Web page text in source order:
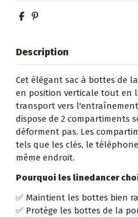
Description
Cet élégant sac à bottes de
en position verticale tout en
transport vers
dispose de 2 compartiments
déforment pas. Les
tels que les clés, le
même endroit.
Pourquoi les linedancer
✅ Maintient les bottes bien
✅ Protège les bottes de la